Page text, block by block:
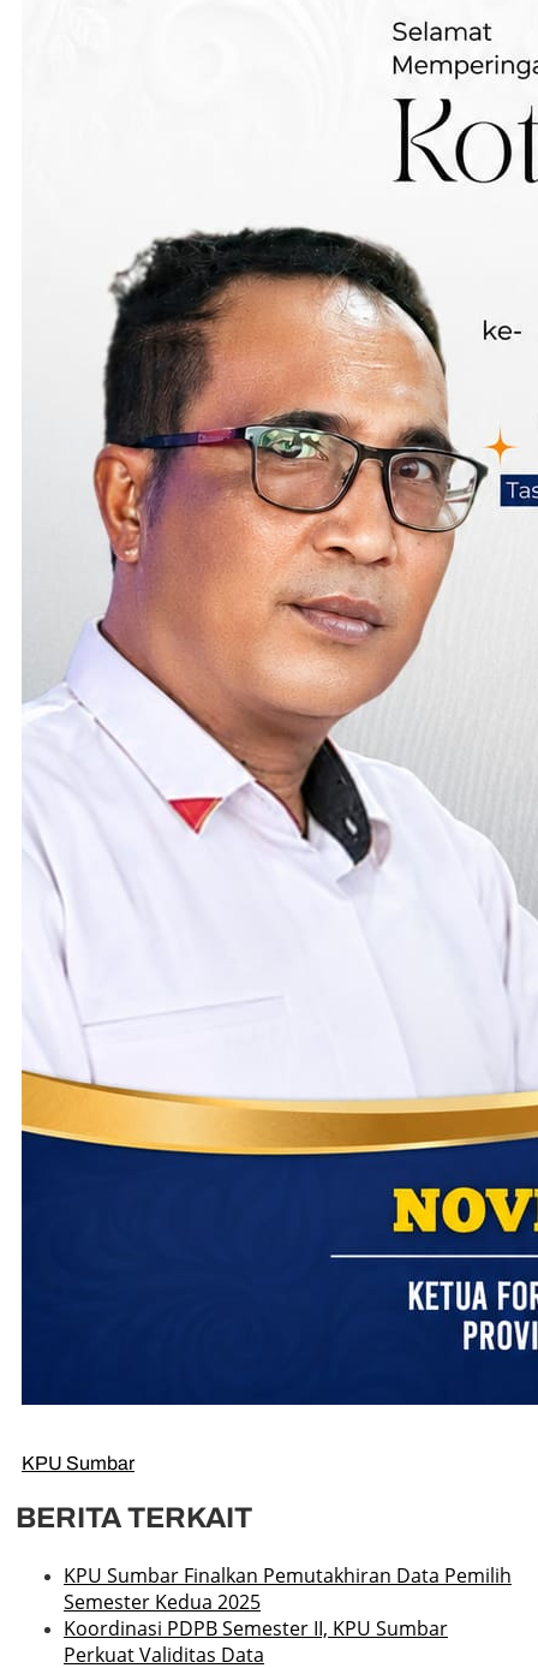
KPU Sumbar
BERITA TERKAIT
KPU Sumbar Finalkan Pemutakhiran Data Pemilih
Semester Kedua 2025
Koordinasi PDPB Semester II, KPU Sumbar
Perkuat Validitas Data